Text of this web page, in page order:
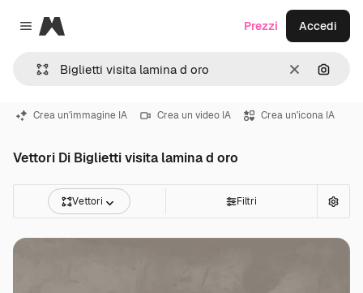
Close menu
Magnific
CancellaCerca
Prezzi Accedi
Crea un'immagine IA Crea un video IA Crea un'icona IA
Vettori Di Biglietti visita lamina d oro
Vettori Filtri